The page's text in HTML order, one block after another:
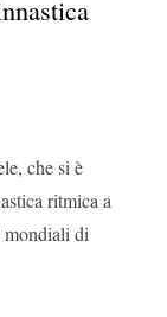
che si è
ritmica a
mondiali di